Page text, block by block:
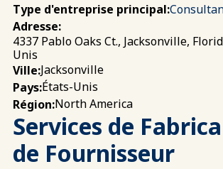
Type d'entreprise principal:
Adresse:
4337 Pablo Oaks Ct., Jacksonville,
Unis
Ville:Jacksonville
Pays:États-Unis
Région:North America
Services de
de Fournisseur